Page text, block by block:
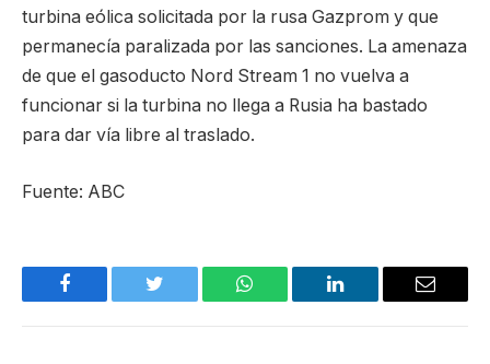
turbina eólica solicitada por la rusa Gazprom y que
permanecía paralizada por las sanciones. La amenaza
de que el gasoducto Nord Stream 1 no vuelva a
funcionar si la turbina no llega a Rusia ha bastado
para dar vía libre al traslado.
Fuente: ABC
Facebook Twitter WhatsApp LinkedIn Email